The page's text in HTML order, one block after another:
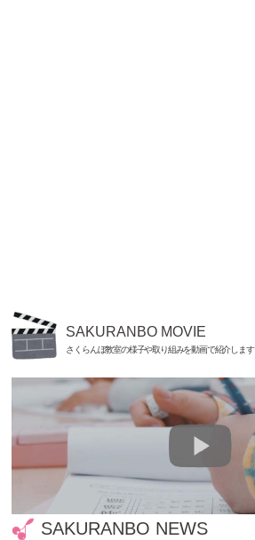
SAKURANBO NEWS
SAKURANBO MOVIE
さくらんぼ教室の様子や取り組みを動画で紹介します